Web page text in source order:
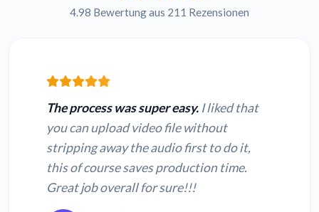
4.98 Bewertung aus 211 Rezensionen
The process was super easy. I liked that
you can upload video file without
stripping away the audio first to do it,
this of course saves production time.
Great job overall for sure!!!